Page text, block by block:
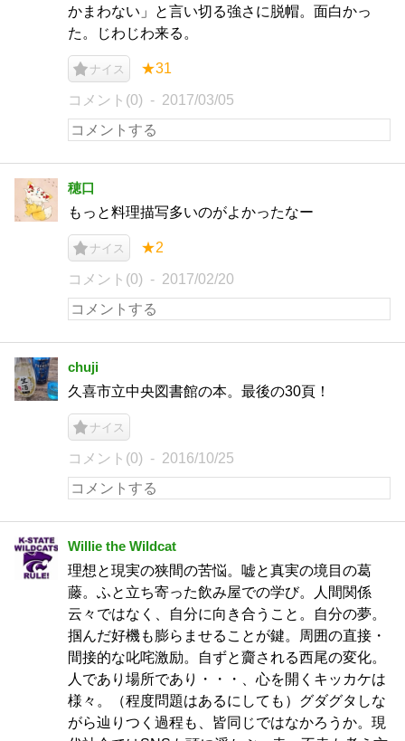
かまわない」と言い切る強さに脱帽。面白かっ
た。じわじわ来る。
ナイス ★31
コメント(0) 2017/03/05
穂口
もっと料理描写多いのがよかったなー
ナイス ★2
コメント(0) 2017/02/20
chuji
久喜市立中央図書館の本。最後の30頁！
ナイス
コメント(0) 2016/10/25
Willie the Wildcat
理想と現実の狭間の苦悩。嘘と真実の境目の葛
藤。ふと立ち寄った飲み屋での学び。人間関係
云々ではなく、自分に向き合うこと。自分の夢。
掴んだ好機も膨らませることが鍵。周囲の直接・
間接的な叱咤激励。自ずと齎される西尾の変化。
人であり場所であり・・・、心を開くキッカケは
様々。（程度問題はあるにしても）グダグタしな
がら辿りつく過程も、皆同じではなかろうか。現